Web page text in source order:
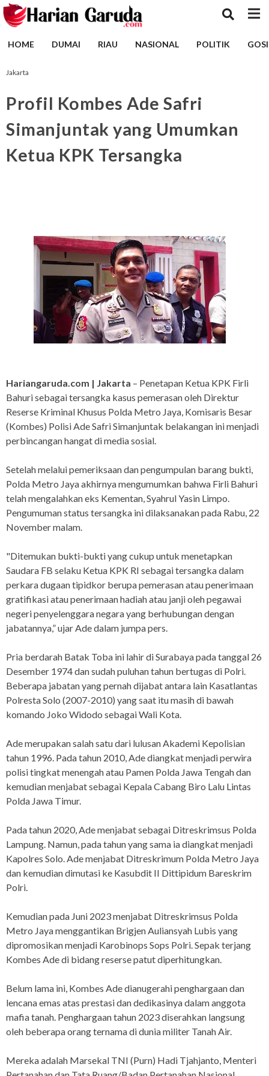
HOME DUMAI RIAU NASIONAL POLITIK
Jakarta
Profil Kombes Ade Safri
Simanjuntak yang Umumkan
Ketua KPK Tersangka
Hariangaruda.com | Jakarta – Penetapan Ketua KPK Firli
Bahuri sebagai tersangka kasus pemerasan oleh Direktur
Reserse Kriminal Khusus Polda Metro Jaya, Komisaris Besar
(Kombes) Polisi Ade Safri Simanjuntak belakangan ini menjadi
perbincangan hangat di media sosial.
Setelah melalui pemeriksaan dan pengumpulan barang bukti,
Polda Metro Jaya akhirnya mengumumkan bahwa Firli Bahuri
telah mengalahkan eks Kementan, Syahrul Yasin Limpo.
Pengumuman status tersangka ini dilaksanakan pada Rabu, 22
November malam.
"Ditemukan bukti-bukti yang cukup untuk menetapkan
Saudara FB selaku Ketua KPK RI sebagai tersangka dalam
perkara dugaan tipidkor berupa pemerasan atau penerimaan
gratifikasi atau penerimaan hadiah atau janji oleh pegawai
negeri penyelenggara negara yang berhubungan dengan
jabatannya,” ujar Ade dalam jumpa pers.
Pria berdarah Batak Toba ini lahir di Surabaya pada tanggal 26
Desember 1974 dan sudah puluhan tahun bertugas di Polri.
Beberapa jabatan yang pernah dijabat antara lain Kasatlantas
Polresta Solo (2007-2010) yang saat itu masih di bawah
komando Joko Widodo sebagai Wali Kota.
Ade merupakan salah satu dari lulusan Akademi Kepolisian
tahun 1996. Pada tahun 2010, Ade diangkat menjadi perwira
polisi tingkat menengah atau Pamen Polda Jawa Tengah dan
kemudian menjabat sebagai Kepala Cabang Biro Lalu Lintas
Polda Jawa Timur.
Pada tahun 2020, Ade menjabat sebagai Ditreskrimsus Polda
Lampung. Namun, pada tahun yang sama ia diangkat menjadi
Kapolres Solo. Ade menjabat Ditreskrimum Polda Metro Jaya
dan kemudian dimutasi ke Kasubdit II Dittipidum Bareskrim
Polri.
Kemudian pada Juni 2023 menjabat Ditreskrimsus Polda
Metro Jaya menggantikan Brigjen Auliansyah Lubis yang
dipromosikan menjadi Karobinops Sops Polri. Sepak terjang
Kombes Ade di bidang reserse patut diperhitungkan.
Belum lama ini, Kombes Ade dianugerahi penghargaan dan
lencana emas atas prestasi dan dedikasinya dalam anggota
mafia tanah. Penghargaan tahun 2023 diserahkan langsung
oleh beberapa orang ternama di dunia militer Tanah Air.
Mereka adalah Marsekal TNI (Purn) Hadi Tjahjanto, Menteri